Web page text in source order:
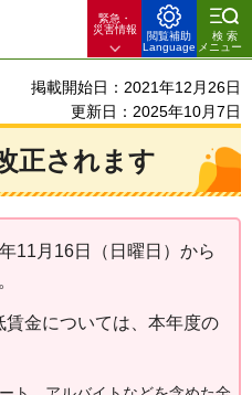
緊急・
災害情報
閲覧補助
Language
検索
メニュー
掲載開始日：2021年12月26日
更新日：2025年10月7日
正されます
11月16日（日曜日）から
賃金については、本年度の